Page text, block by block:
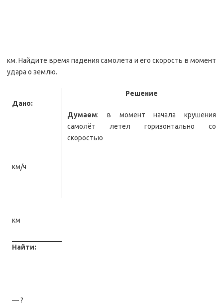
км. Найдите время падения самолета и его скорость в момент
удара о землю.
Дано:
км/ч
км
Найти:
— ?
Решение
Думаем: в момент начала крушения
самолёт летел горизонтально со
скоростью